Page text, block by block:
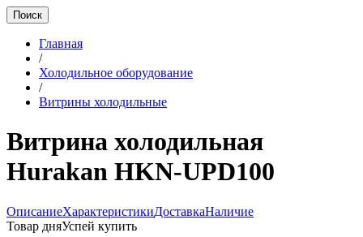
Главная
/
Холодильное оборудование
/
Витрины холодильные
Витрина холодильная
Hurakan HKN-UPD100
ОписаниеХарактеристикиДоставкаНаличие
Товар дняУспей купить